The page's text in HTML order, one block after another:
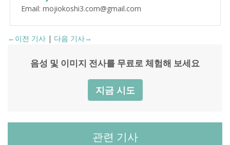
Email: mojiokoshi3.com@gmail.com
←이전 기사 | 다음 기사→
음성 및 이미지 전사를 무료로 체험해 보세요
지금 시도
관련 기사